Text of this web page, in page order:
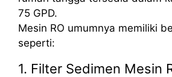
75 GPD.
Mesin RO umumnya memiliki
seperti:
1. Filter Sedimen Mesin